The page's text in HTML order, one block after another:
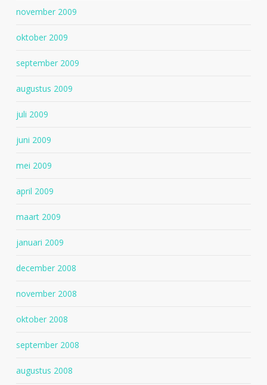
november 2009
oktober 2009
september 2009
augustus 2009
juli 2009
juni 2009
mei 2009
april 2009
maart 2009
januari 2009
december 2008
november 2008
oktober 2008
september 2008
augustus 2008